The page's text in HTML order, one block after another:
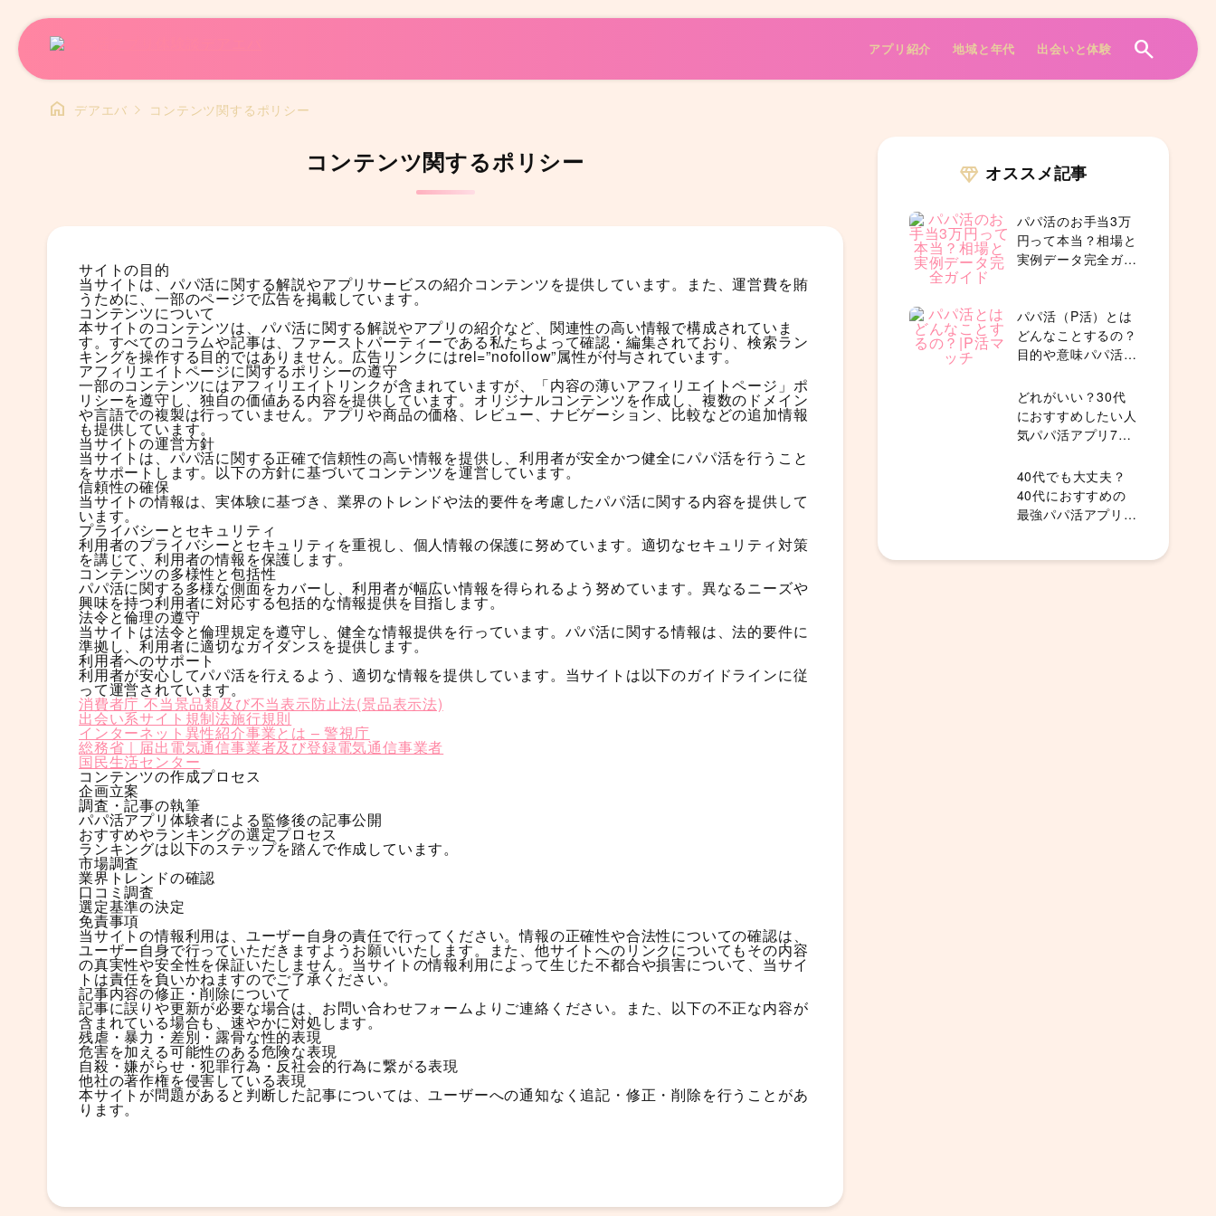
アプリ紹介 地域と年代 出会いと体験 search
home デアエバ コンテンツ関するポリシー
コンテンツ関するポリシー
サイトの目的
当サイトは、パパ活に関する解説やアプリサービスの紹介コンテンツを提供しています。また、運営費を賄
うために、一部のページで広告を掲載しています。
コンテンツについて
本サイトのコンテンツは、パパ活に関する解説やアプリの紹介など、関連性の高い情報で構成されていま
す。すべてのコラムや記事は、ファーストパーティーである私たちよって確認・編集されており、検索ラン
キングを操作する目的ではありません。広告リンクにはrel=”nofollow”属性が付与されています。
アフィリエイトページに関するポリシーの遵守
一部のコンテンツにはアフィリエイトリンクが含まれていますが、「内容の薄いアフィリエイトページ」ポ
リシーを遵守し、独自の価値ある内容を提供しています。オリジナルコンテンツを作成し、複数のドメイン
や言語での複製は行っていません。アプリや商品の価格、レビュー、ナビゲーション、比較などの追加情報
も提供しています。
当サイトの運営方針
当サイトは、パパ活に関する正確で信頼性の高い情報を提供し、利用者が安全かつ健全にパパ活を行うこと
をサポートします。以下の方針に基づいてコンテンツを運営しています。
信頼性の確保
当サイトの情報は、実体験に基づき、業界のトレンドや法的要件を考慮したパパ活に関する内容を提供して
います。
プライバシーとセキュリティ
利用者のプライバシーとセキュリティを重視し、個人情報の保護に努めています。適切なセキュリティ対策
を講じて、利用者の情報を保護します。
コンテンツの多様性と包括性
パパ活に関する多様な側面をカバーし、利用者が幅広い情報を得られるよう努めています。異なるニーズや
興味を持つ利用者に対応する包括的な情報提供を目指します。
法令と倫理の遵守
当サイトは法令と倫理規定を遵守し、健全な情報提供を行っています。パパ活に関する情報は、法的要件に
準拠し、利用者に適切なガイダンスを提供します。
利用者へのサポート
利用者が安心してパパ活を行えるよう、適切な情報を提供しています。当サイトは以下のガイドラインに従
って運営されています。
消費者庁 不当景品類及び不当表示防止法(景品表示法)
出会い系サイト規制法施行規則
インターネット異性紹介事業とは – 警視庁
総務省｜届出電気通信事業者及び登録電気通信事業者
国民生活センター
コンテンツの作成プロセス
企画立案
調査・記事の執筆
パパ活アプリ体験者による監修後の記事公開
おすすめやランキングの選定プロセス
ランキングは以下のステップを踏んで作成しています。
市場調査
業界トレンドの確認
口コミ調査
選定基準の決定
免責事項
当サイトの情報利用は、ユーザー自身の責任で行ってください。情報の正確性や合法性についての確認は、
ユーザー自身で行っていただきますようお願いいたします。また、他サイトへのリンクについてもその内容
の真実性や安全性を保証いたしません。当サイトの情報利用によって生じた不都合や損害について、当サイ
トは責任を負いかねますのでご了承ください。
記事内容の修正・削除について
記事に誤りや更新が必要な場合は、お問い合わせフォームよりご連絡ください。また、以下の不正な内容が
含まれている場合も、速やかに対処します。
残虐・暴力・差別・露骨な性的表現
危害を加える可能性のある危険な表現
自殺・嫌がらせ・犯罪行為・反社会的行為に繋がる表現
他社の著作権を侵害している表現
本サイトが問題があると判断した記事については、ユーザーへの通知なく追記・修正・削除を行うことがあ
ります。
diamond オススメ記事
パパ活のお手当3万
円って本当？相場と
実例データ完全ガイ
パパ活（P活）とは
どんなことするの？
目的や意味パパ活の
どれがいい？30代
におすすめしたい人
気パパ活アプリ7
40代でも大丈夫？
40代におすすめの
最強パパ活アプリラ